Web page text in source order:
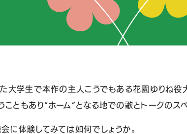
大学生で本作の主人こうでもある花園ゆりね役
もあり“ホーム”となる地での歌とトークのス
に体験してみては如何でしょうか。